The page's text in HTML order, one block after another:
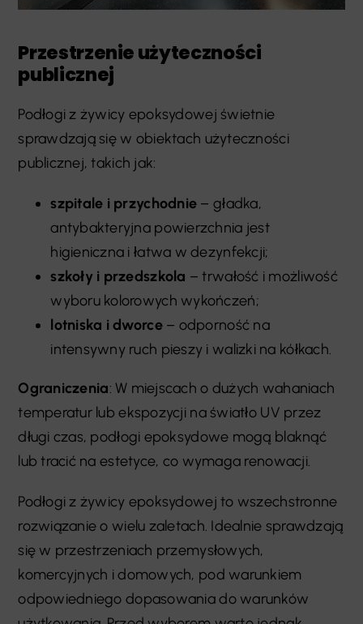
Przestrzenie użyteczności
publicznej
Podłogi z żywicy epoksydowej świetnie
sprawdzają się w obiektach użyteczności
publicznej, takich jak:
szpitale i przychodnie – gładka,
antybakteryjna powierzchnia jest
higieniczna i łatwa w dezynfekcji;
szkoły i przedszkola – trwałość i możliwość
wyboru kolorowych wykończeń;
lotniska i dworce– odporność na
intensywny ruch pieszy i walizki na kółkach.
Ograniczenia: W miejscach o dużych wahaniach
temperatur lub ekspozycji na światło UV przez
długi czas, podłogi epoksydowe mogą blaknąć
lub tracić na estetyce, co wymaga renowacji.
Podłogi z żywicy epoksydowej to wszechstronne
rozwiązanie o wielu zaletach. Idealnie sprawdzają
się w przestrzeniach przemysłowych,
komercyjnych i domowych, pod warunkiem
odpowiedniego dopasowania do warunków